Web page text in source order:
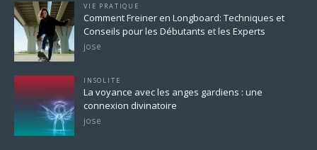
VIE PRATIQUE
Comment Freiner en Longboard: Techniques et
Conseils pour les Débutants et les Experts
jose
INSOLITE
La voyance avec les anges gardiens : une
connexion divinatoire
jose